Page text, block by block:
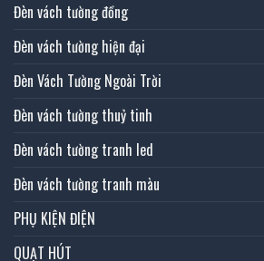
Đèn vách tường đồng
Đèn vách tường hiện đại
Đèn Vách Tường Ngoài Trời
Đèn vách tường thuỷ tinh
Đèn vách tường tranh led
Đèn vách tường tranh màu
PHỤ KIỆN ĐIỆN
QUẠT HÚT